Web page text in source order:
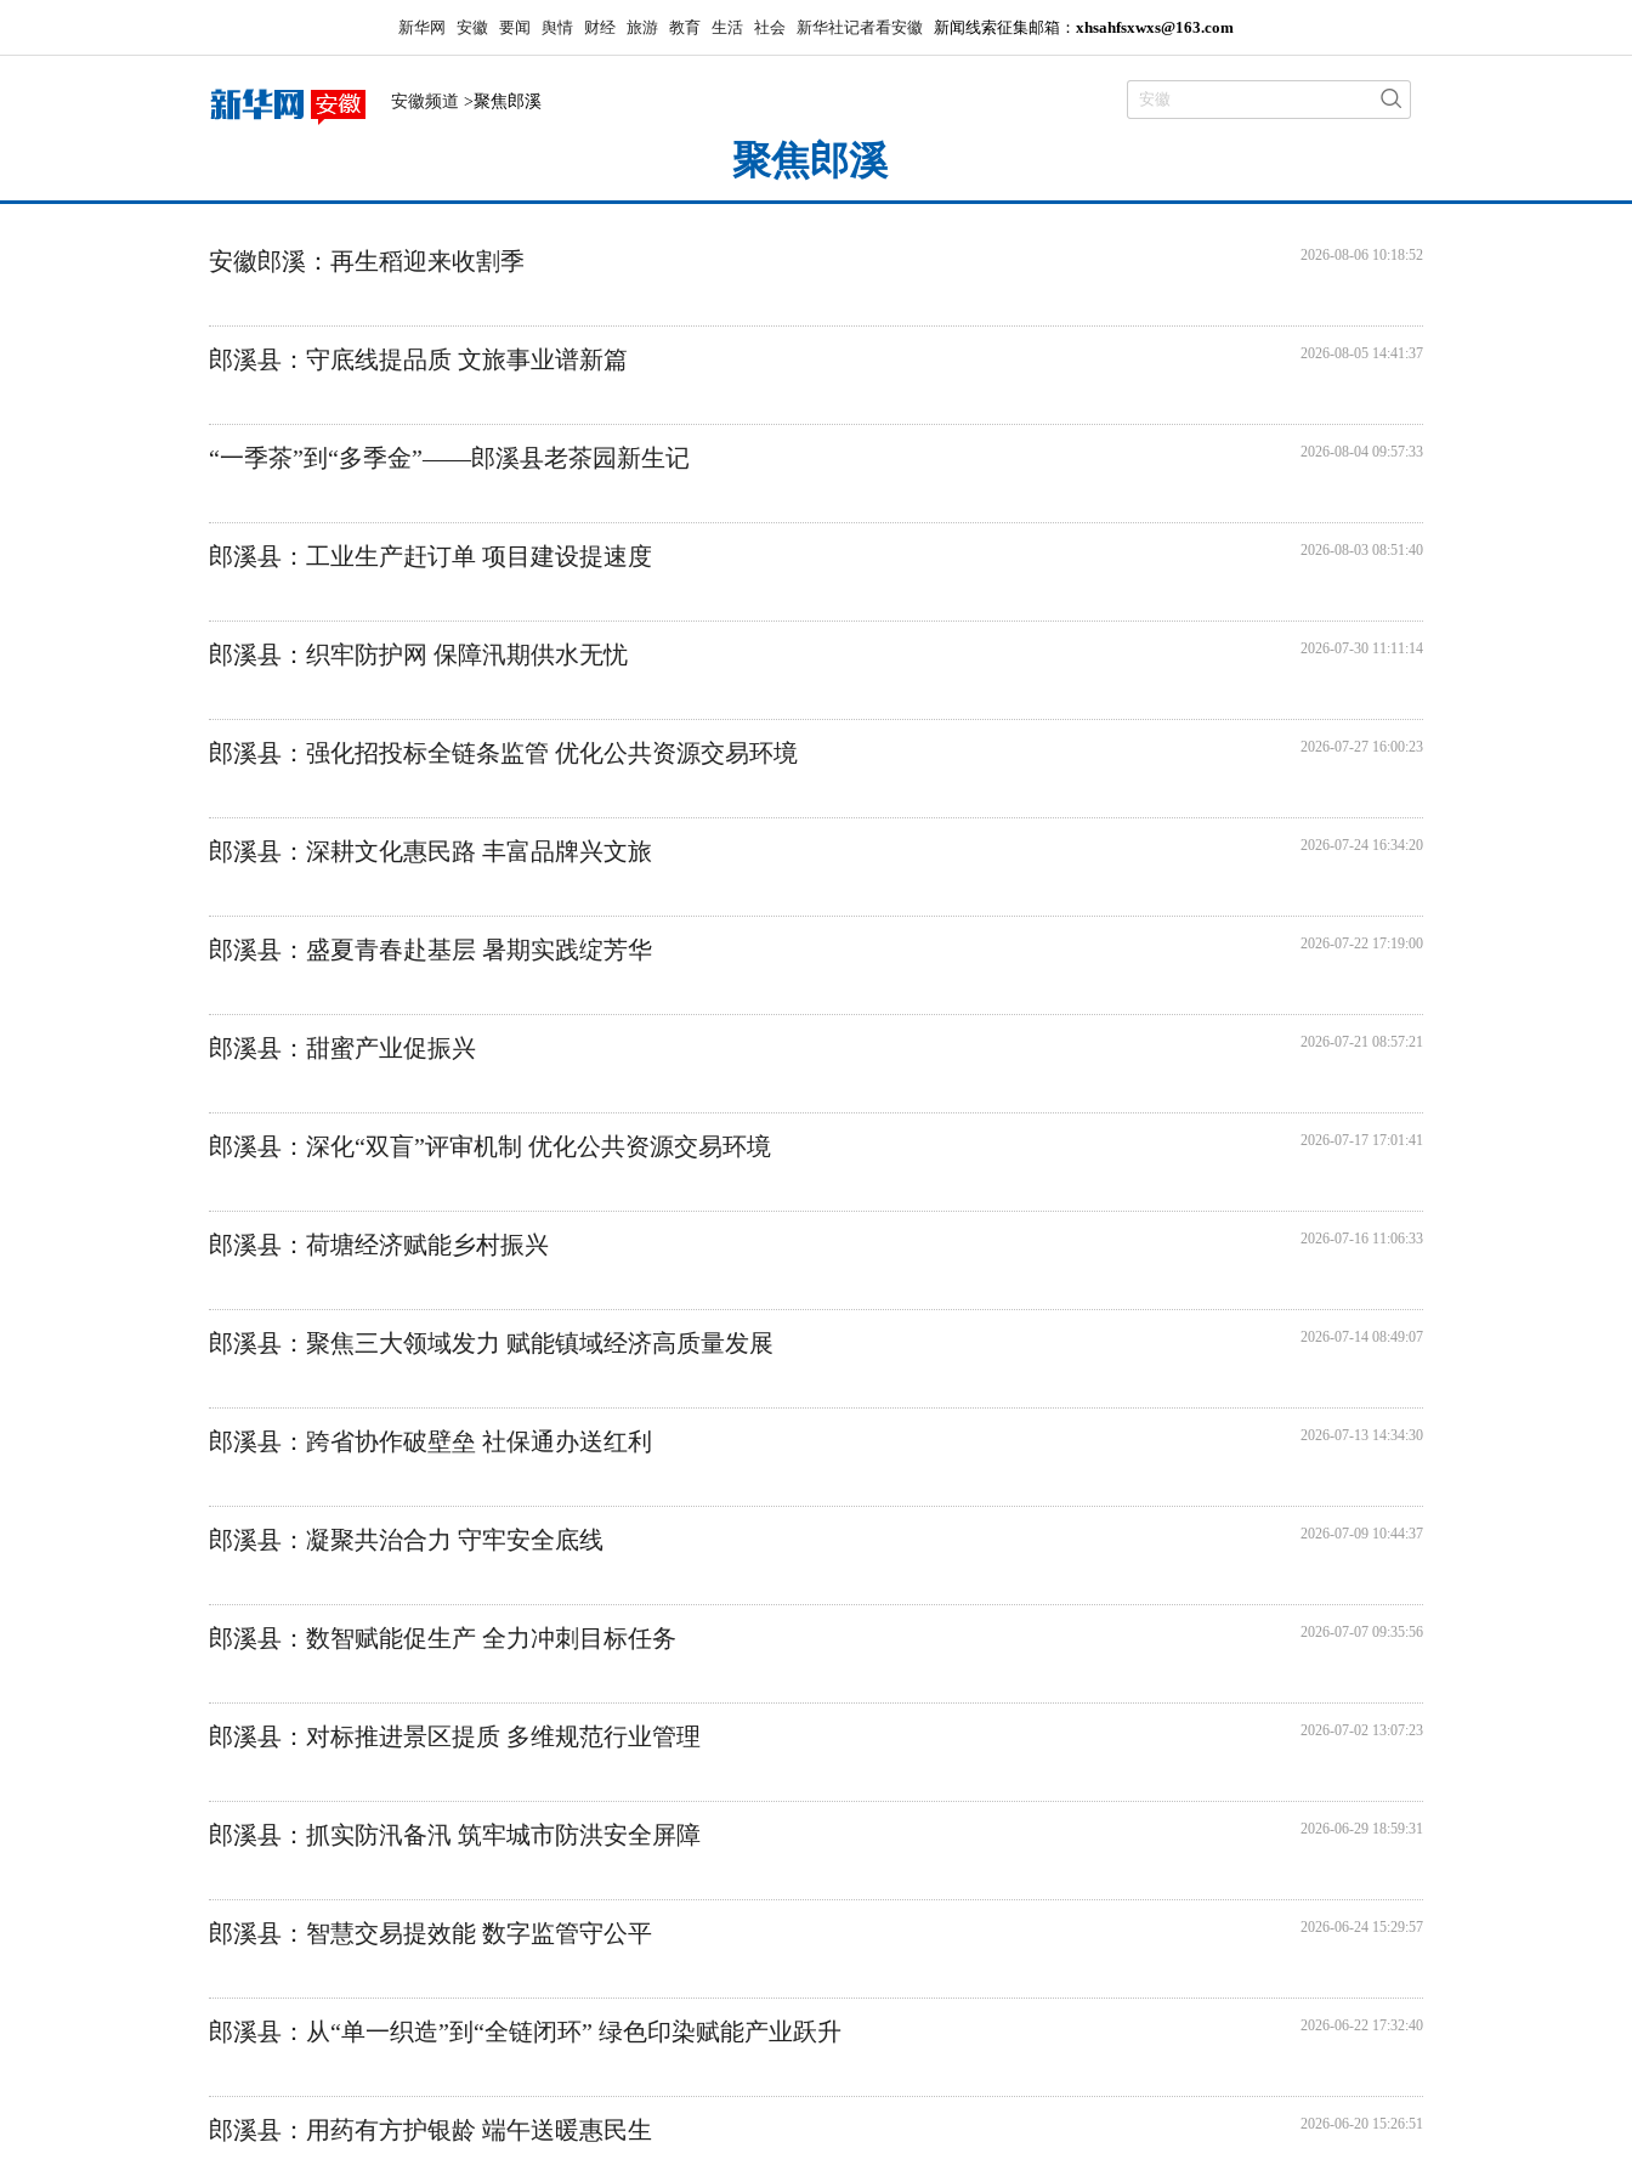
新华网 安徽 要闻 舆情 财经 旅游 教育 生活 社会 新华社记者看安徽 新闻线索征集邮箱： xhsahfsxwxs@163.com
安徽频道 >聚焦郎溪
聚焦郎溪
安徽郎溪：再生稻迎来收割季 2026-08-06 10:18:52
郎溪县：守底线提品质 文旅事业谱新篇 2026-08-05 14:41:37
“一季茶”到“多季金”——郎溪县老茶园新生记 2026-08-04 09:57:33
郎溪县：工业生产赶订单 项目建设提速度 2026-08-03 08:51:40
郎溪县：织牢防护网 保障汛期供水无忧 2026-07-30 11:11:14
郎溪县：强化招投标全链条监管 优化公共资源交易环境 2026-07-27 16:00:23
郎溪县：深耕文化惠民路 丰富品牌兴文旅 2026-07-24 16:34:20
郎溪县：盛夏青春赴基层 暑期实践绽芳华 2026-07-22 17:19:00
郎溪县：甜蜜产业促振兴 2026-07-21 08:57:21
郎溪县：深化“双盲”评审机制 优化公共资源交易环境 2026-07-17 17:01:41
郎溪县：荷塘经济赋能乡村振兴 2026-07-16 11:06:33
郎溪县：聚焦三大领域发力 赋能镇域经济高质量发展 2026-07-14 08:49:07
郎溪县：跨省协作破壁垒 社保通办送红利 2026-07-13 14:34:30
郎溪县：凝聚共治合力 守牢安全底线 2026-07-09 10:44:37
郎溪县：数智赋能促生产 全力冲刺目标任务 2026-07-07 09:35:56
郎溪县：对标推进景区提质 多维规范行业管理 2026-07-02 13:07:23
郎溪县：抓实防汛备汛 筑牢城市防洪安全屏障 2026-06-29 18:59:31
郎溪县：智慧交易提效能 数字监管守公平 2026-06-24 15:29:57
郎溪县：从“单一织造”到“全链闭环” 绿色印染赋能产业跃升 2026-06-22 17:32:40
郎溪县：用药有方护银龄 端午送暖惠民生 2026-06-20 15:26:51